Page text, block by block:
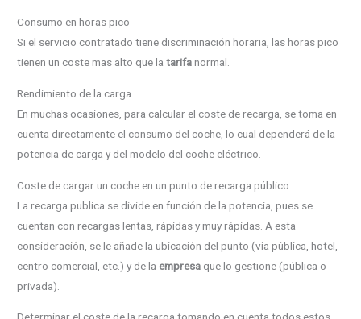
Consumo en horas pico
Si el servicio contratado tiene discriminación horaria, las horas pico
tienen un coste mas alto que latarifanormal.
Rendimiento de la carga
En muchas ocasiones, para calcular el coste de recarga, se toma en
cuenta directamente el consumo del coche, lo cual dependerá de la
potencia de carga y del modelo del coche eléctrico.
Coste de cargar un coche en un punto de recarga público
La recarga publica se divide en función de la potencia, pues se
cuentan con recargas lentas, rápidas y muy rápidas. A esta
consideración, se le añade la ubicación del punto (vía pública, hotel,
centro comercial, etc.) y de la empresa que lo gestione (pública o
privada).